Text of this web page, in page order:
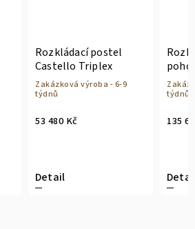
Rozkládací postel
Castello Triplex
Zakázková výroba - 6-9
týdnů
53 480 Kč
Detail
týdnů
135